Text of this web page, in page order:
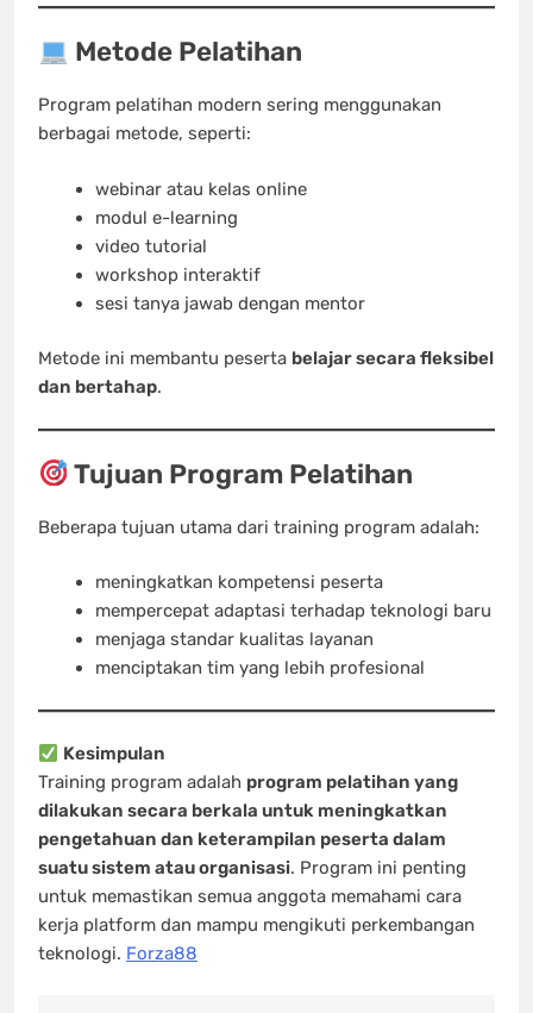
Metode Pelatihan
Program pelatihan modern sering menggunakan
berbagai metode, seperti:
webinar atau kelas online
modul e-learning
video tutorial
workshop interaktif
sesi tanya jawab dengan mentor
Metode ini membantu peserta belajar secara fleksibel
dan bertahap.
Tujuan Program Pelatihan
Beberapa tujuan utama dari training program adalah:
meningkatkan kompetensi peserta
mempercepat adaptasi terhadap teknologi baru
menjaga standar kualitas layanan
menciptakan tim yang lebih profesional
Kesimpulan
Training program adalah program pelatihan yang
dilakukan secara berkala untuk meningkatkan
pengetahuan dan keterampilan peserta dalam
suatu sistem atau organisasi. Program ini penting
untuk memastikan semua anggota memahami cara
kerja platform dan mampu mengikuti perkembangan
teknologi. Forza88